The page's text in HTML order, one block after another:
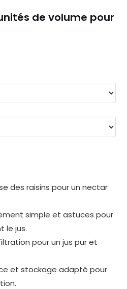
de volume pour
à convertir
quantité à convertir
laquelle convertir
des raisins pour un nectar
simple et astuces pour
le jus.
pour un jus pur et
et stockage adapté pour